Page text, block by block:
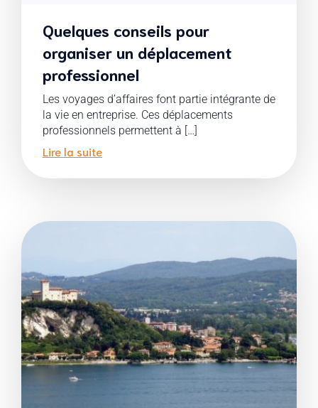
Quelques conseils pour
organiser un déplacement
professionnel
Les voyages d’affaires font partie intégrante de
la vie en entreprise. Ces déplacements
professionnels permettent à […]
Lire la suite